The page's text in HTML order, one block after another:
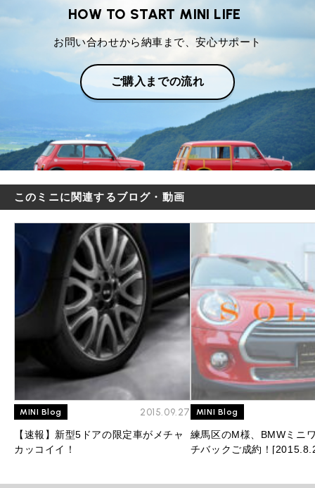
HOW TO START MINI LIFE
お問い合わせから納車まで、安心サポート
ご購入までの流れ
このミニに関連するブログ・動画
MINI Blog 2015.09.27
【速報】新型5ドアの限定車がメチャ
カッコイイ！
MINI Blog
練馬区のM様、BMWミニ
チバックご成約！